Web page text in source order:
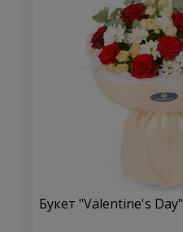
Букет "Valentine's Day"